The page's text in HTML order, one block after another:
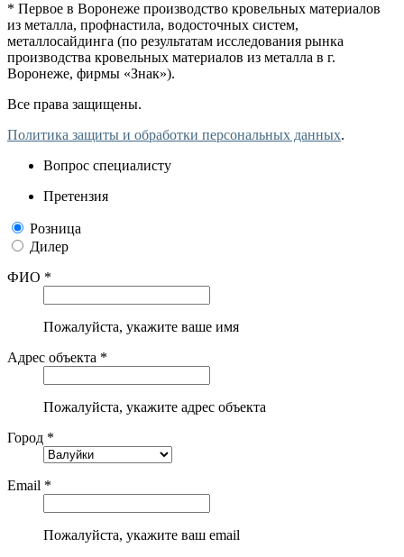
* Первое в Воронеже производство кровельных материалов
из металла, профнастила, водосточных систем,
металлосайдинга (по результатам исследования рынка
производства кровельных материалов из металла в г.
Воронеже, фирмы «Знак»).
Все права защищены.
Политика защиты и обработки персональных данных.
Вопрос специалисту
Претензия
Розница
Дилер
ФИО *
Пожалуйста, укажите ваше имя
Адрес объекта *
Пожалуйста, укажите адрес объекта
Город *
Email *
Пожалуйста, укажите ваш email